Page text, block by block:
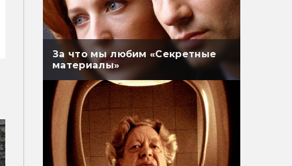
За что мы любим «Секретные
материалы»